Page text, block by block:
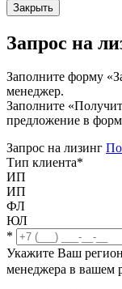
Закрыть
Запрос на
Заполните форму
менеджер.
Заполните
предложение в
Запрос на лизинг
Тип клиента*
ИП
ИП
ФЛ
ЮЛ
*
Укажите Ваш регион
менеджера в вашем